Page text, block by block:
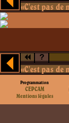
?
Programmation
CEPCAM
Mentions légales